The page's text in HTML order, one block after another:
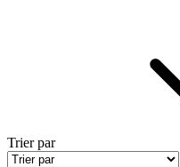
Trier par